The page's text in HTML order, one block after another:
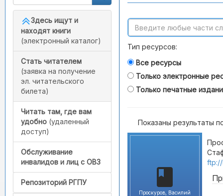
Здесь ищут и
находят книги
(электронный каталог)
Стать читателем
(заявка на получение
эл. читательского
билета)
Читать там, где вам
удобно (удаленный
доступ)
Обслуживание
инвалидов и лиц с ОВЗ
Репозиторий РГПУ
Тип ресурсов:
Все ресурсы
Только электронные
Только печатные
Показаны результаты
Проскуров, Василий